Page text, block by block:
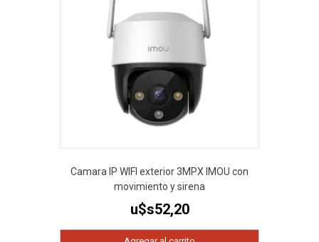
Camara IP WIFI exterior 3MPX IMOU con
movimiento y sirena
u$s52,20